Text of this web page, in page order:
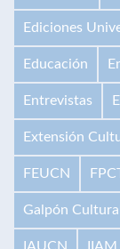
Ediciones
Educación
Entrevistas
Extensión
FEUCN
Galpón Cultural
IAUCN IIAM